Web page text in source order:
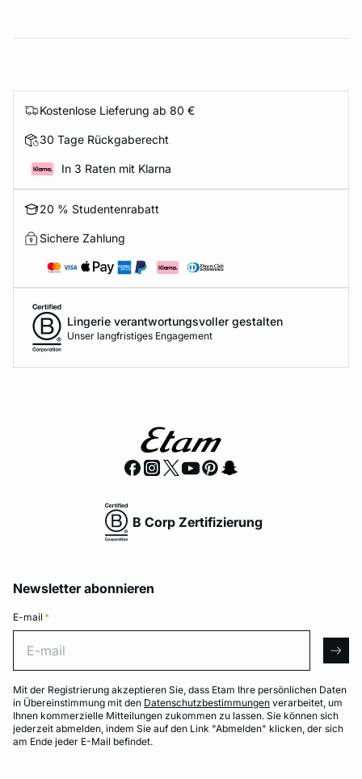
Kostenlose Lieferung ab 80 €
30 Tage Rückgaberecht
In 3 Raten mit Klarna
20 % Studentenrabatt
Sichere Zahlung
Lingerie verantwortungsvoller gestalten
Unser langfristiges Engagement
B Corp Zertifizierung
Newsletter abonnieren
E-mail *
Mit der Registrierung akzeptieren Sie, dass Etam Ihre persönlichen Daten
in Übereinstimmung mit den Datenschutzbestimmungen verarbeitet, um
Ihnen kommerzielle Mitteilungen zukommen zu lassen. Sie können sich
jederzeit abmelden, indem Sie auf den Link "Abmelden" klicken, der sich
am Ende jeder E-Mail befindet.